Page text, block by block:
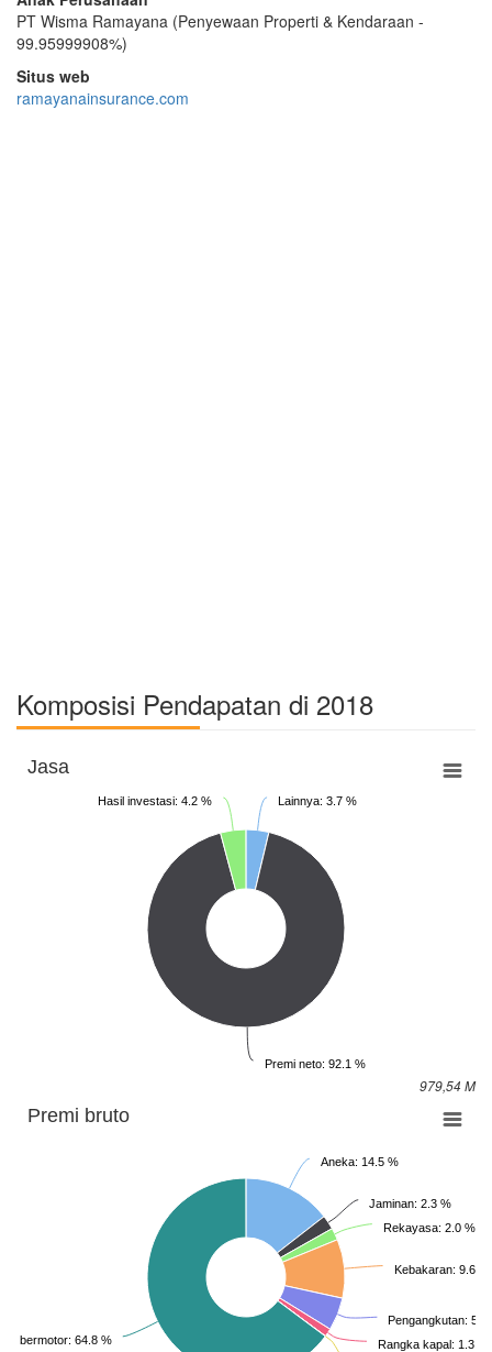
PT Wisma Ramayana (Penyewaan Properti & Kendaraan -
99.95999908%)
Situs web
ramayanainsurance.com
Komposisi Pendapatan di 2018
Jasa
Lainnya: 3.7 %
Premi neto: 92.1 %
Hasil investasi: 4.2 %
979,54 M
Premi bruto
Aneka: 14.5 %
Jaminan: 2.3 %
Rekayasa: 2.0 %
Kebakaran: 9.6 %
Pengangkutan: 5.4
Rangka kapal: 1.3 %
bermotor: 64.8 %